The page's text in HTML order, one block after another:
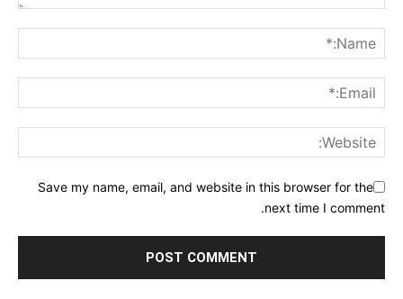
Save my name, email, and website in this browser for the
next time I comment.